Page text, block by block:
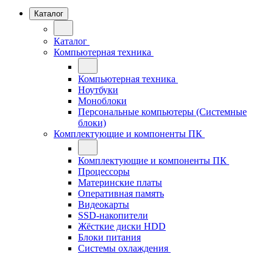
Каталог
Каталог
Компьютерная техника
Компьютерная техника
Ноутбуки
Моноблоки
Персональные компьютеры (Системные
блоки)
Комплектующие и компоненты ПК
Комплектующие и компоненты ПК
Процессоры
Материнские платы
Оперативная память
Видеокарты
SSD-накопители
Жёсткие диски HDD
Блоки питания
Системы охлаждения